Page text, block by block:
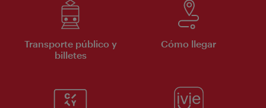
Transporte público y
billetes
Cómo llegar